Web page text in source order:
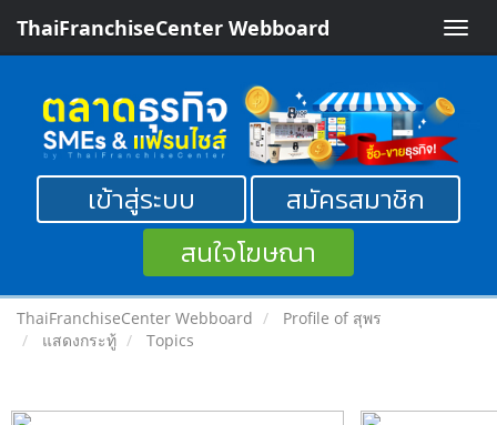
Toggle
ThaiFranchiseCenter Webboard
เข้าสู่ระบบ
สมัครสมาชิก
สนใจโฆษณา
ThaiFranchiseCenter Webboard
Profile of สุพร
แสดงกระทู้
Topics